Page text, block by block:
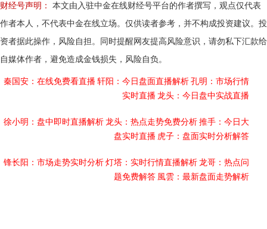
财经号声明：
本文由入驻中金在线财经号平台的作者撰写，观点仅代表
作者本人，不代表中金在线立场。仅供读者参考，并不构成投资建议。投
资者据此操作，风险自担。同时提醒网友提高风险意识，请勿私下汇款给
自媒体作者，避免造成金钱损失，风险自负。
秦国安：在线免费看直播 轩阳：今日盘面直播解析 孔明：市场行情
实时直播 龙头：今日盘中实战直播
徐小明：盘中即时直播解析 龙头：热点走势免费分析 推手：今日大
盘实时直播 虎子：盘面实时分析解答
锋长阳：市场走势实时分析 灯塔：实时行情直播解析 龙哥：热点问
题免费解答 風雲：最新盘面走势解析